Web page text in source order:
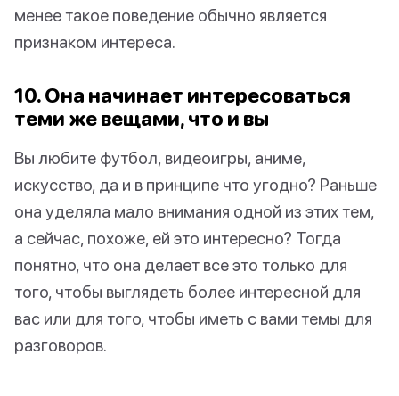
менее такое поведение обычно является
признаком интереса.
10. Она начинает интересоваться
теми же вещами, что и вы
Вы любите футбол, видеоигры, аниме,
искусство, да и в принципе что угодно? Раньше
она уделяла мало внимания одной из этих тем,
а сейчас, похоже, ей это интересно? Тогда
понятно, что она делает все это только для
того, чтобы выглядеть более интересной для
вас или для того, чтобы иметь с вами темы для
разговоров.